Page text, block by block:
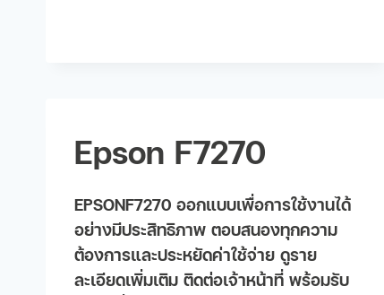
Epson F7270
EPSONF7270 ออกแบบเพื่อการใช้งานได้
อย่างมีประสิทธิภาพ ตอบสนองทุกความ
ต้องการและประหยัดค่าใช้จ่าย ดูราย
ละเอียดเพิ่มเติม ติดต่อเจ้าหน้าที่ พร้อมรับ